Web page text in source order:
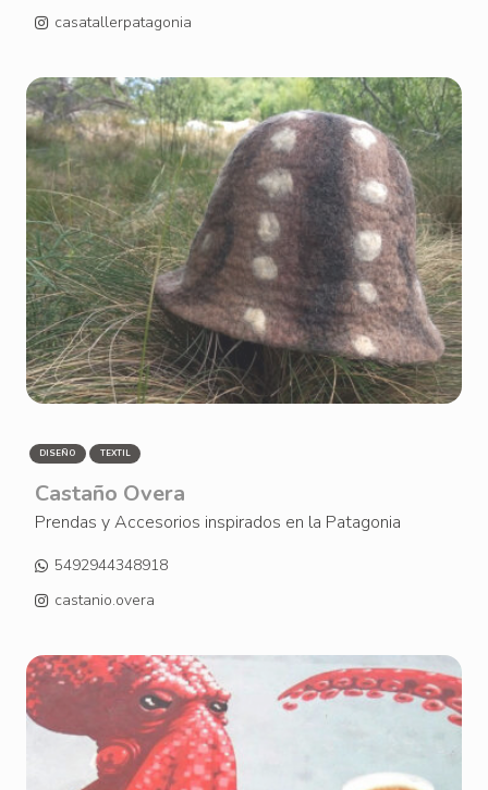
casatallerpatagonia
DISEÑO TEXTIL
Castaño Overa
Prendas y Accesorios inspirados en la Patagonia
5492944348918
castanio.overa